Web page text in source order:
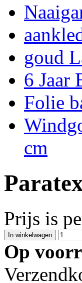
goud
6 Jaar
Folie
cm
Prijs is
Op